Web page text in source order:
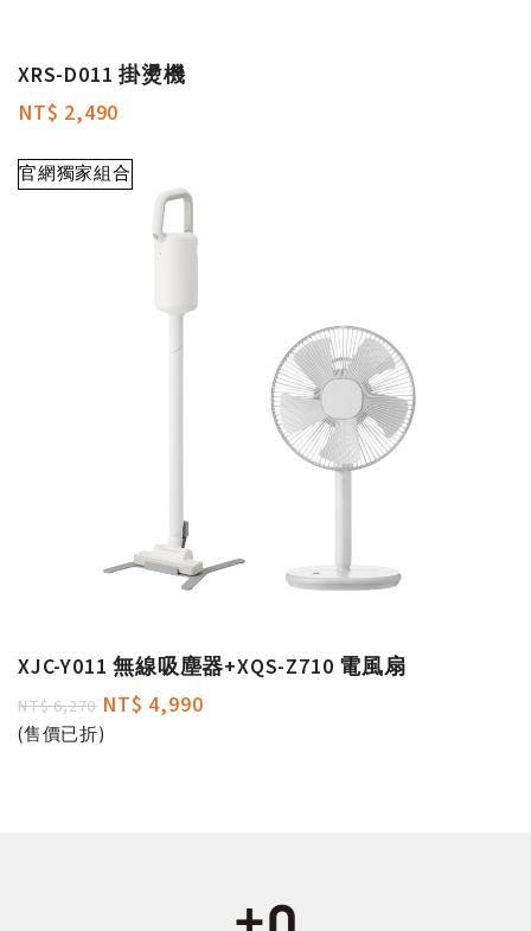
XRS-D011 掛燙機
NT$ 2,490
官網獨家組合
XJC-Y011 無線吸塵器+XQS-Z710 電風扇
NT$ 6,270 NT$ 4,990
(售價已折)